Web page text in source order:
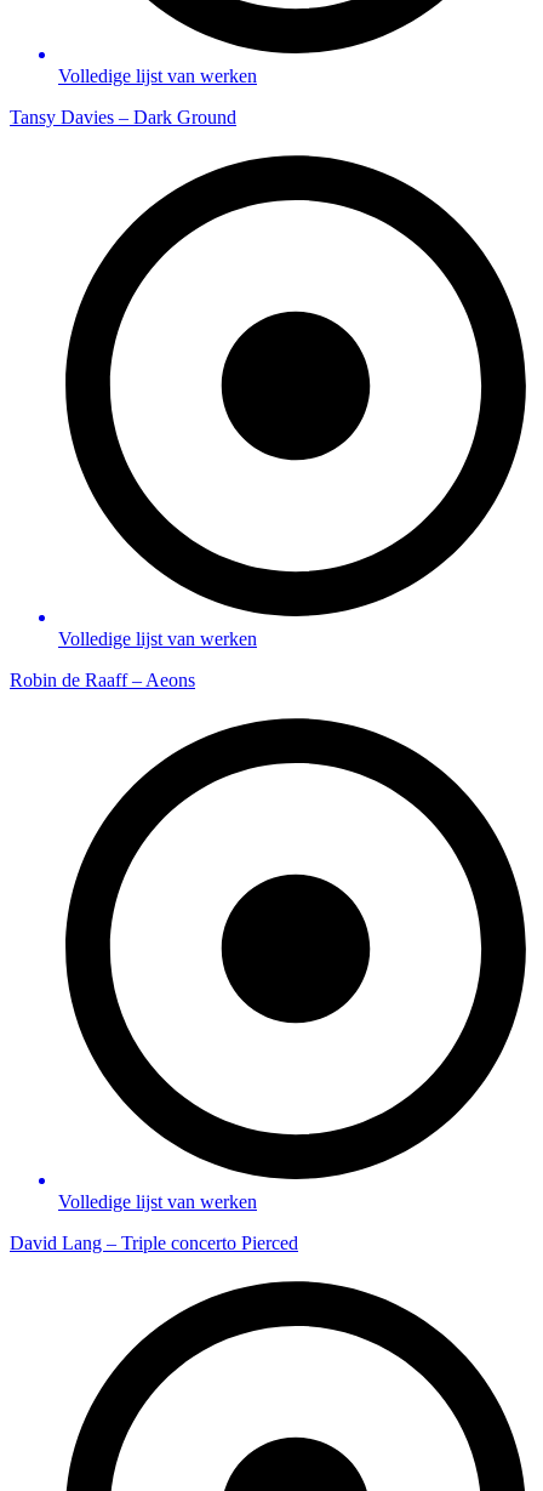
Volledige lijst van werken
Tansy Davies – Dark Ground
Volledige lijst van werken
Robin de Raaff – Aeons
Volledige lijst van werken
David Lang – Triple concerto Pierced